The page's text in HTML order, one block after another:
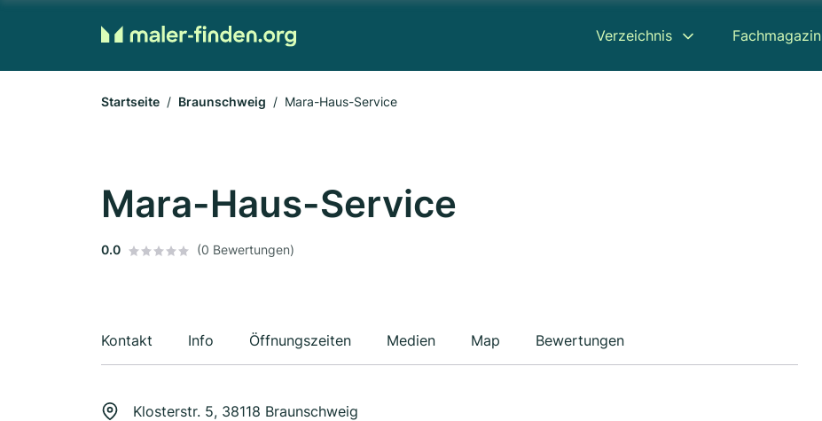
Verzeichnis Fachmagazin
Startseite Braunschweig Mara-Haus-Service
Mara-Haus-Service
0.0 (0 Bewertungen)
Kontakt Info Öffnungszeiten Medien Map Bewertungen
Klosterstr. 5, 38118 Braunschweig